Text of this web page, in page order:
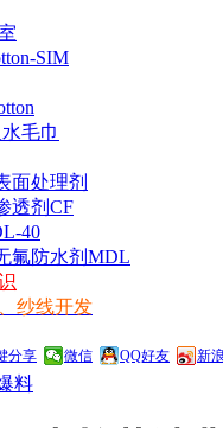
SIM
毛巾
面处理剂
透剂CF
40
氟防水剂MDL
纱线开发
分享 微信 QQ好友 新
料